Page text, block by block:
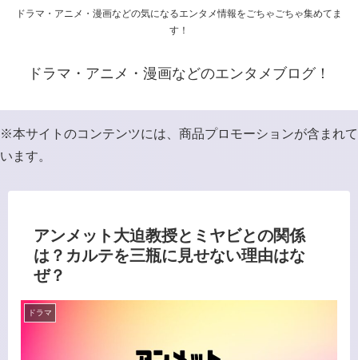
ドラマ・アニメ・漫画などの気になるエンタメ情報をごちゃごちゃ集めてま
す！
ドラマ・アニメ・漫画などのエンタメブログ！
※本サイトのコンテンツには、商品プロモーションが含まれて
います。
アンメット大迫教授とミヤビとの関係
は？カルテを三瓶に見せない理由はな
ぜ？
ドラマ